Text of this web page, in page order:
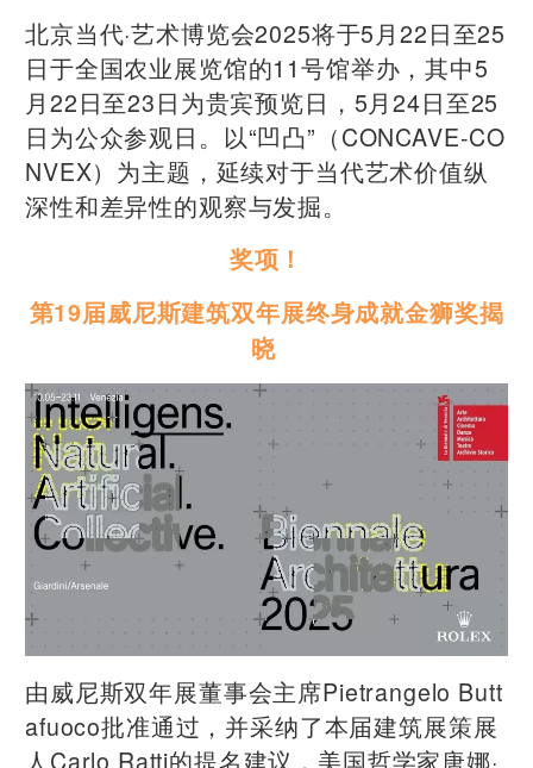
北京当代·艺术博览会2025将于5月22日至25
日于全国农业展览馆的11号馆举办，其中5
月22日至23日为贵宾预览日，5月24日至25
日为公众参观日。以“凹凸”（CONCAVE-CO
NVEX）为主题，延续对于当代艺术价值纵
深性和差异性的观察与发掘。
奖项！
第19届威尼斯建筑双年展终身成就金狮奖揭
晓
由威尼斯双年展董事会主席Pietrangelo Butt
afuoco批准通过，并采纳了本届建筑展策展
人Carlo Ratti的提名建议，美国哲学家唐娜·